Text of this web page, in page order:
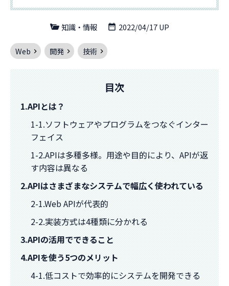
知識・情報 2022/04/17 UP
Web 開発 技術
目次
1.APIとは？
1-1.ソフトウェアやプログラムをつなぐインター
フェイス
1-2.APIは多種多様。用途や目的により、APIが返
す内容は異なる
2.APIはさまざまなシステムで幅広く使われている
2-1.Web APIが代表的
2-2.実装方式は4種類に分かれる
3.APIの活用でできること
4.APIを使う5つのメリット
4-1.低コストで効率的にシステムを開発できる